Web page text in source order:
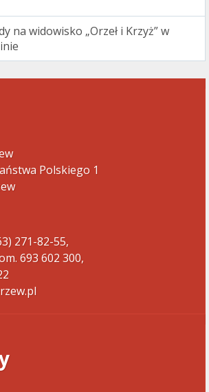
na widowisko „Orzeł i Krzyż” w
Polskiego 1
271-82-55,
693 602 300,